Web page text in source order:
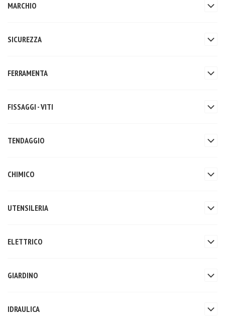
MARCHIO
SICUREZZA
FERRAMENTA
FISSAGGI - VITI
TENDAGGIO
CHIMICO
UTENSILERIA
ELETTRICO
GIARDINO
IDRAULICA